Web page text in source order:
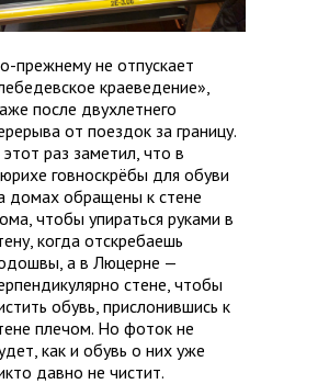
прежнему не отпускает
краеведение»,
после двухлетнего
от поездок за границу.
раз заметил, что в
говноскрёбы для обуви
домах обращены к стене
чтобы упираться руками в
когда отскребаешь
а в Люцерне —
стене, чтобы
обувь, прислонившись к
плечом. Но фоток не
как и обувь о них уже
давно не чистит.